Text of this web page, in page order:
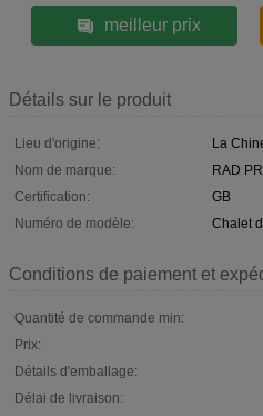
meilleur prix
Détails sur le produit
Lieu d'origine:
La
Nom de marque:
RAD
Certification:
GB
Numéro de modèle:
Chalet
Conditions de paiement et
Quantité de commande min:
Prix:
Détails d'emballage:
Délai de livraison: